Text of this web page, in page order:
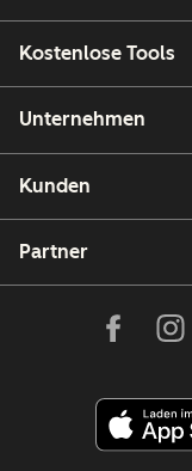
Kostenlose Tools
Unternehmen
Kunden
Partner